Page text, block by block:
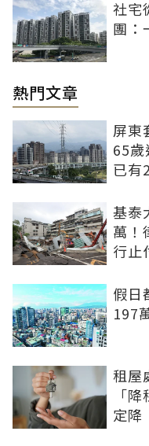
社宅
團：
熱門文章
屏東
65
已有
基泰
萬！
行止
假日
197
租屋
「
定降